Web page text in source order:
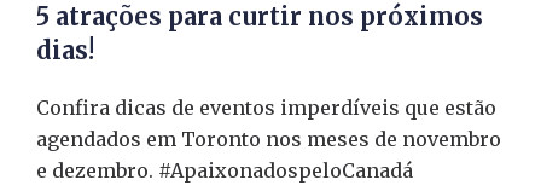
5 atrações para curtir nos próximos
dias!
Confira dicas de eventos imperdíveis que estão
agendados em Toronto nos meses de novembro
e dezembro. #ApaixonadospeloCanadá